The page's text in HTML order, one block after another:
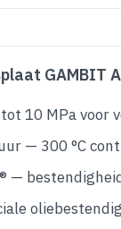
GAMBIT
10 MPa voor
— 300 °C
—